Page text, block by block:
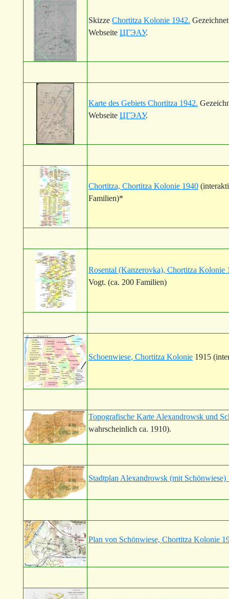
Skizze Chortitza Kolonie 1942.
Webseite ЦГЭАУ.
Karte des Gebiets Chortitza 1942.
Webseite ЦГЭАУ.
Chortitza, Chortitza Kolonie 1940
Familien)*
Rosental (Kanzerovka), Chortitza Kolonie
Vogt. (ca. 200 Familien)
Schoenwiese, Chortitza Kolonie 1915
Topografische Karte Alexandrowsk und
wahrscheinlich ca. 1910).
Stadtplan Alexandrowsk (mit Schönwiese)
Plan von Schönwiese, Chortitza Kolonie